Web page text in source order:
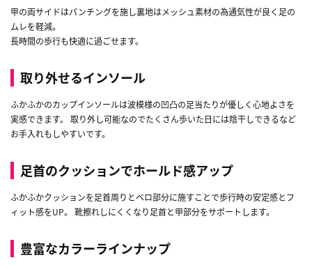
甲の両サイドはパンチングを施し裏地はメッシュ素材の為通気性が良く足の
ムレを軽減。
長時間の歩行も快適に過ごせます。
取り外せるインソール
ふかふかのカップインソールは波模様の凹凸の足当たりが優しく心地よさを
実感できます。 取り外し可能なのでたくさん歩いた日には陰干しできるなど
お手入れもしやすいです。
足首のクッションでホールド感アップ
ふかふかクッションを足首周りとベロ部分に施すことで歩行時の安定感とフ
ィット感をUP。 靴擦れしにくくなり足首と甲部分をサポートします。
豊富なカラーラインナップ